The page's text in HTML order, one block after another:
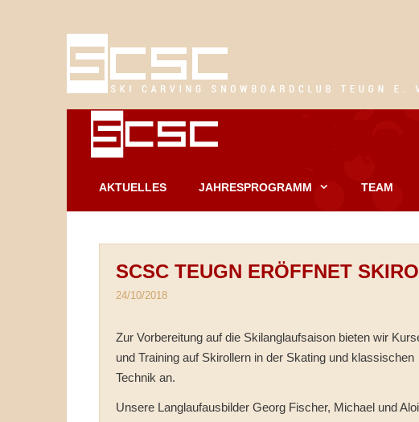
AKTUELLES JAHRESPROGRAMM TEAM
SCSC TEUGN ERÖFFNET
24/10/2018
Zur Vorbereitung auf die Skilanglaufsaison bieten wir
und Training auf Skirollern in der Skating und klassischen
Technik an.
Unsere Langlaufausbilder Georg Fischer, Michael und